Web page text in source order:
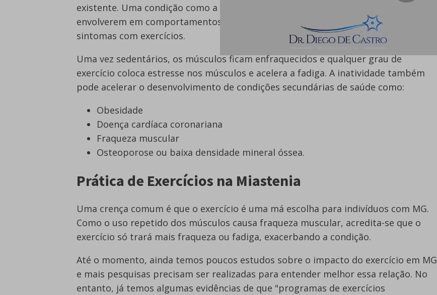
existente. Uma condição como a de MG muitas vezes motiva os indivíduos a se
envolverem em comportamentos mais sedentários, por medo de piorar os
sintomas com exercícios.
Uma vez sedentários, os músculos ficam enfraquecidos e qualquer grau de
exercício coloca estresse nos músculos e acelera a fadiga. A inatividade também
pode acelerar o desenvolvimento de condições secundárias de saúde como:
Obesidade
Doença cardíaca coronariana
Fraqueza muscular
Osteoporose ou baixa densidade mineral óssea.
Prática de Exercícios na Miastenia
Uma crença comum é que o exercício é uma má escolha para indivíduos com MG.
Como o uso repetido dos músculos causa fraqueza muscular, acredita-se que o
exercício só trará mais fraqueza ou fadiga, exacerbando a condição.
Até o momento, ainda temos poucos estudos sobre o impacto do exercício em MG
e mais pesquisas precisam ser realizadas para entender melhor essa relação. No
entanto, já temos algumas evidências de que "programas de exercícios